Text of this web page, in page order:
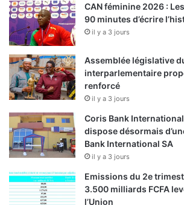
CAN féminine 2026 :
90 minutes d’écrire
il y a 3 jours
Assemblée législative
interparlementaire
renforcé
il y a 3 jours
Coris Bank
dispose désormais
Bank International SA
il y a 3 jours
Emissions du 2e
3.500 milliards FCFA
l’Union